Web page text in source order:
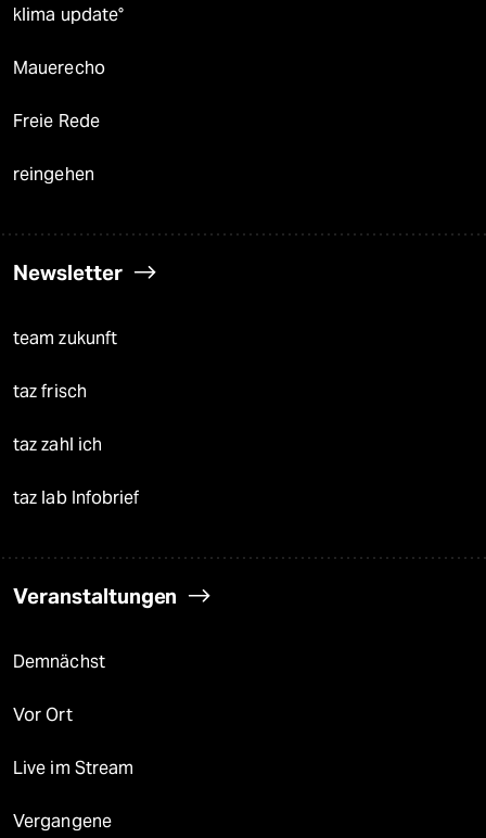
klima update°
Mauerecho
Freie Rede
reingehen
Newsletter
team zukunft
taz frisch
taz zahl ich
taz lab Infobrief
Veranstaltungen
Demnächst
Vor Ort
Live im Stream
Vergangene